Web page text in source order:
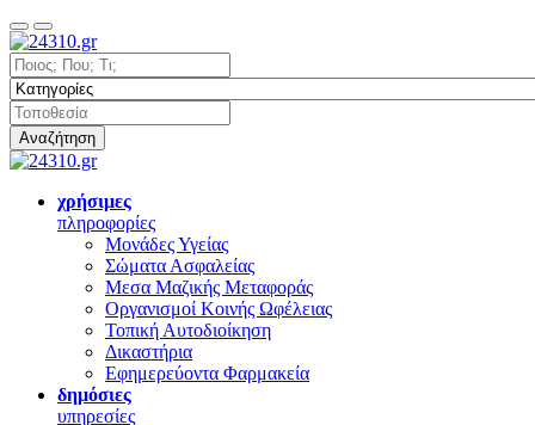
Αναζήτηση
χρήσιμες
πληροφορίες
Μονάδες Υγείας
Σώματα Ασφαλείας
Μεσα Μαζικής Μεταφοράς
Οργανισμοί Κοινής Ωφέλειας
Τοπική Αυτοδιοίκηση
Δικαστήρια
Εφημερεύοντα Φαρμακεία
δημόσιες
υπηρεσίες